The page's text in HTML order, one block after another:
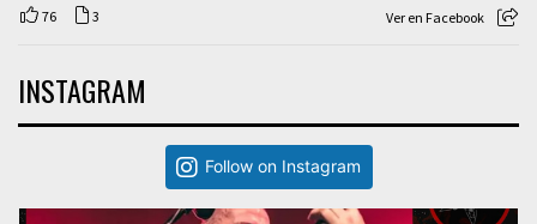
76 3 Ver en Facebook
INSTAGRAM
Follow on Instagram